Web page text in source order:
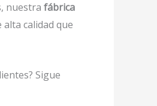
nuestra fábrica
alta calidad que
Sigue